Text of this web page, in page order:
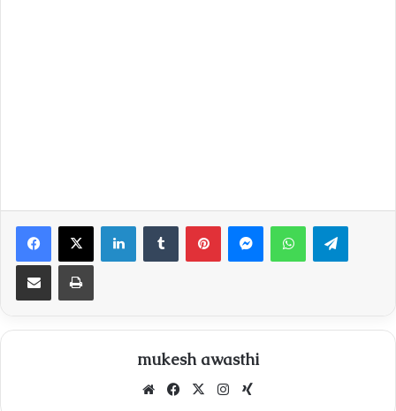
Facebook
X LinkedInTumblr PinterestMessengerWhatsApp
Share via Email Print
mukesh awasthi
WebsiteFacebook
X Instagram